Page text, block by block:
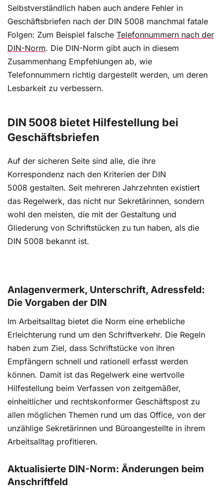
Selbstverständlich haben auch andere Fehler in
Geschäftsbriefen nach der DIN 5008 manchmal fatale
Folgen: Zum Beispiel falsche Telefonnummern nach der
DIN-Norm. Die DIN-Norm gibt auch in diesem
Zusammenhang Empfehlungen ab, wie
Telefonnummern richtig dargestellt werden, um deren
Lesbarkeit zu verbessern.
DIN 5008 bietet Hilfestellung bei
Geschäftsbriefen
Auf der sicheren Seite sind alle, die ihre
Korrespondenz nach den Kriterien der DIN
5008 gestalten. Seit mehreren Jahrzehnten existiert
das Regelwerk, das nicht nur Sekretärinnen, sondern
wohl den meisten, die mit der Gestaltung und
Gliederung von Schriftstücken zu tun haben, als die
DIN 5008 bekannt ist.
Anlagenvermerk, Unterschrift, Adressfeld:
Die Vorgaben der DIN
Im Arbeitsalltag bietet die Norm eine erhebliche
Erleichterung rund um den Schriftverkehr. Die Regeln
haben zum Ziel, dass Schriftstücke von ihren
Empfängern schnell und rationell erfasst werden
können. Damit ist das Regelwerk eine wertvolle
Hilfestellung beim Verfassen von zeitgemäßer,
einheitlicher und rechtskonformer Geschäftspost zu
allen möglichen Themen rund um das Office, von der
unzählige Sekretärinnen und Büroangestellte in ihrem
Arbeitsalltag profitieren.
Aktualisierte DIN-Norm: Änderungen beim
Anschriftfeld